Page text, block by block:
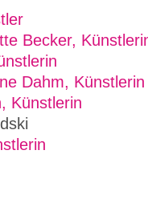
Becker,
Dahm, Künstlerin
Künstlerin